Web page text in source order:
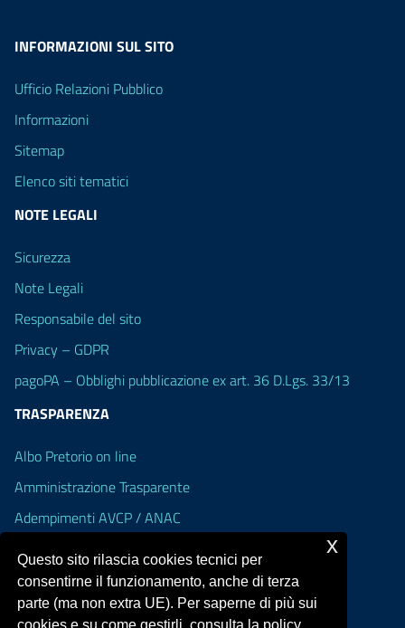
INFORMAZIONI SUL SITO
Ufficio Relazioni Pubblico
Informazioni
Sitemap
Elenco siti tematici
NOTE LEGALI
Sicurezza
Note Legali
Responsabile del sito
Privacy – GDPR
pagoPA – Obblighi pubblicazione ex art. 36 D.Lgs. 33/13
TRASPARENZA
Albo Pretorio on line
Amministrazione Trasparente
Adempimenti AVCP / ANAC
Dichiarazione di accessibilità
Questo sito rilascia cookies tecnici per
consentirne il funzionamento, anche di terza
parte (ma non extra UE). Per saperne di più sui
x